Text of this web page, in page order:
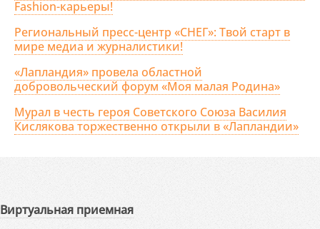
Fashion-карьеры!
Региональный пресс-центр «СНЕГ»: Твой старт в
мире медиа и журналистики!
«Лапландия» провела областной
добровольческий форум «Моя малая Родина»
Мурал в честь героя Советского Союза Василия
Кислякова торжественно открыли в «Лапландии»
Виртуальная приемная